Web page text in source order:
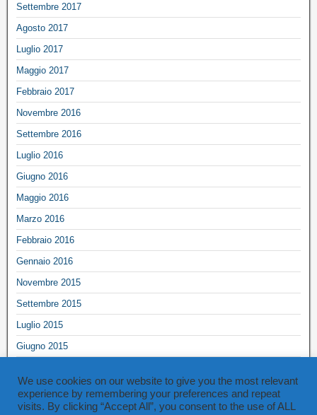
Settembre 2017
Agosto 2017
Luglio 2017
Maggio 2017
Febbraio 2017
Novembre 2016
Settembre 2016
Luglio 2016
Giugno 2016
Maggio 2016
Marzo 2016
Febbraio 2016
Gennaio 2016
Novembre 2015
Settembre 2015
Luglio 2015
Giugno 2015
Marzo 2015
Ottobre 2014
We use cookies on our website to give you the most relevant
experience by remembering your preferences and repeat
visits. By clicking “Accept All”, you consent to the use of ALL